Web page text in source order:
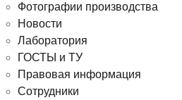
Фотографии производства
Новости
Лаборатория
ГОСТЫ и ТУ
Правовая информация
Сотрудники